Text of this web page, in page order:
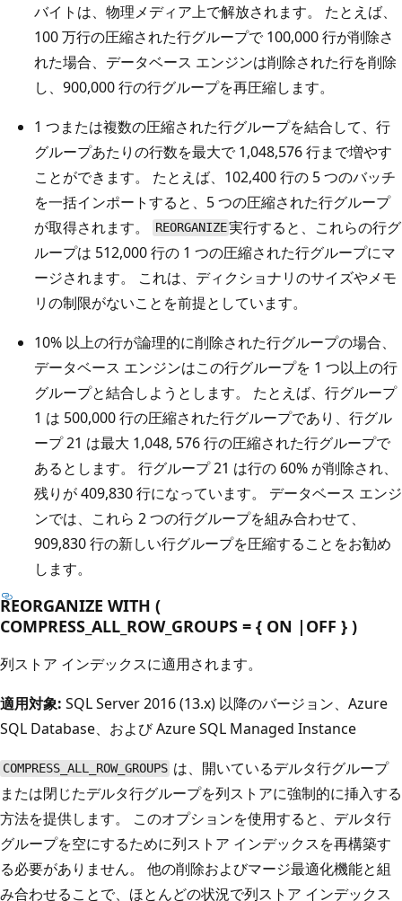
バイトは、物理メディア上で解放されます。 たとえば、
100 万行の圧縮された行グループで 100,000 行が削除さ
れた場合、データベース エンジンは削除された行を削除
し、900,000 行の行グループを再圧縮します。
1 つまたは複数の圧縮された行グループを結合して、行
グループあたりの行数を最大で 1,048,576 行まで増やす
ことができます。 たとえば、102,400 行の 5 つのバッチ
を一括インポートすると、5 つの圧縮された行グループ
が取得されます。
REORGANIZE実行すると、これらの行グ
ループは 512,000 行の 1 つの圧縮された行グループにマ
ージされます。 これは、ディクショナリのサイズやメモ
リの制限がないことを前提としています。
10% 以上の行が論理的に削除された行グループの場合、
データベース エンジンはこの行グループを 1 つ以上の行
グループと結合しようとします。 たとえば、行グループ
1 は 500,000 行の圧縮された行グループであり、行グル
ープ 21 は最大 1,048, 576 行の圧縮された行グループで
あるとします。 行グループ 21 は行の 60% が削除され、
残りが 409,830 行になっています。 データベース エンジ
ンでは、これら 2 つの行グループを組み合わせて、
909,830 行の新しい行グループを圧縮することをお勧め
します。
REORGANIZE WITH (
COMPRESS_ALL_ROW_GROUPS = { ON |OFF } )
列ストア インデックスに適用されます。
適用対象: SQL Server 2016 (13.x) 以降のバージョン、Azure
SQL Database、および Azure SQL Managed Instance
COMPRESS_ALL_ROW_GROUPS は、開いているデルタ行グループ
または閉じたデルタ行グループを列ストアに強制的に挿入する
方法を提供します。 このオプションを使用すると、デルタ行
グループを空にするために列ストア インデックスを再構築す
る必要がありません。 他の削除およびマージ最適化機能と組
み合わせることで、ほとんどの状況で列ストア インデックス